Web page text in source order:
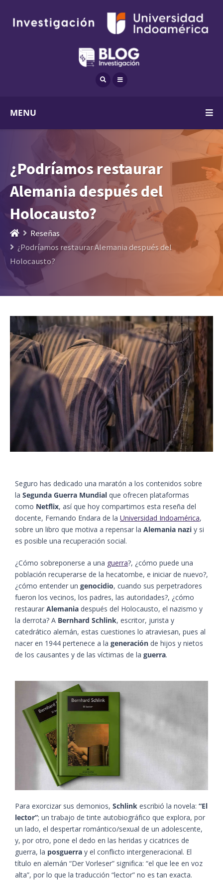
MENU
¿Podríamos restaurar
Alemania después del
Holocausto?
Reseñas
¿Podríamos restaurar Alemania después del
Holocausto?
Seguro has dedicado una maratón a los contenidos sobre
la Segunda Guerra Mundial que ofrecen plataformas
como Netflix, así que hoy compartimos esta reseña del
docente, Fernando Endara de la Universidad Indoamérica,
sobre un libro que motiva a repensar la Alemania nazi y si
es posible una recuperación social.
¿Cómo sobreponerse a una guerra?, ¿cómo puede una
población recuperarse de la hecatombe, e iniciar de nuevo?,
¿cómo entender un genocidio, cuando sus perpetradores
fueron los vecinos, los padres, las autoridades?, ¿cómo
restaurar Alemania después del Holocausto, el nazismo y
la derrota? A Bernhard Schlink, escritor, jurista y
catedrático alemán, estas cuestiones lo atraviesan, pues al
nacer en 1944 pertenece a la generación de hijos y nietos
de los causantes y de las víctimas de la guerra.
Para exorcizar sus demonios, Schlink escribió la novela: “El
lector”; un trabajo de tinte autobiográfico que explora, por
un lado, el despertar romántico/sexual de un adolescente,
y, por otro, pone el dedo en las heridas y cicatrices de
guerra, la posguerra y el conflicto intergeneracional. El
título en alemán “Der Vorleser” significa: “el que lee en voz
alta”, por lo que la traducción “lector” no es tan exacta.